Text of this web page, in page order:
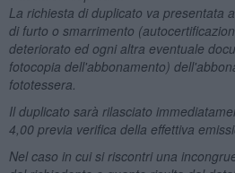
La richiesta di duplicato va presentata
di furto o smarrimento
deteriorato ed ogni altra eventuale
fotocopia dell'abbonamento)
fototessera.
Il duplicato sarà rilasciato
4,00 previa verifica della effettiva
Nel caso in cui si riscontri una